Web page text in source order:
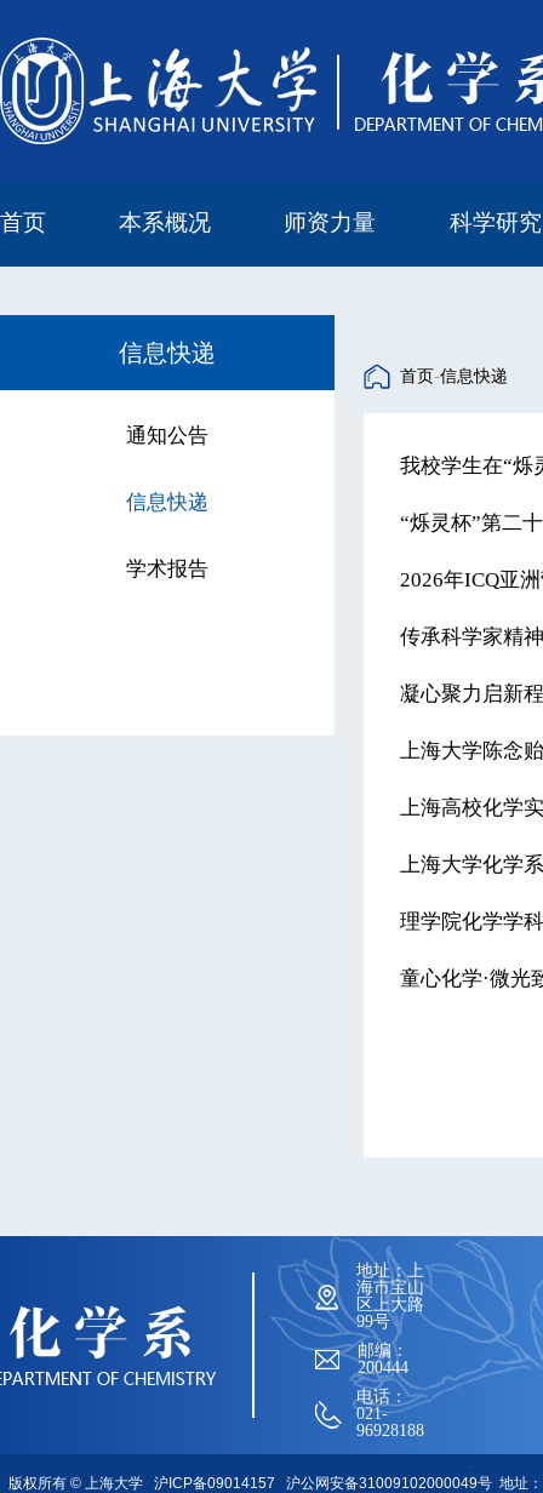
首页 本系概况 师资力量 科学研究
信息快递
通知公告
信息快递
学术报告
首页-信息快递
我校学生在“烁
“烁灵杯”第二
2026年ICQ亚
凝心聚力启新
上海大学陈念
上海高校化学
上海大学化学
理学院化学学
童心化学·微
地址：上
海市宝山
区上大路
99号
邮编：
200444
电话：
021-
96928188
版权所有 ©上海大学 沪ICP备09014157 沪公网安备31009102000049号地址：